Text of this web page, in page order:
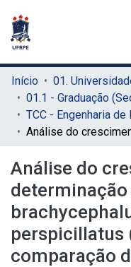
Início
01.1 - Graduação
Análise do
determinação
perspicillatus
comparação